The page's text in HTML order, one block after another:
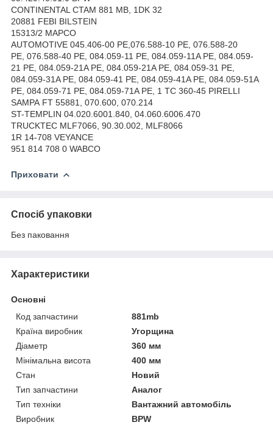
CONTINENTAL CTAM 881 MB, 1DK 32
20881 FEBI BILSTEIN
15313/2 MAPCO
AUTOMOTIVE 045.406-00 PE,076.588-10 PE, 076.588-20
PE, 076.588-40 PE, 084.059-11 PE, 084.059-11A PE, 084.059-
21 PE, 084.059-21A PE, 084.059-21A PE, 084.059-31 PE,
084.059-31A PE, 084.059-41 PE, 084.059-41A PE, 084.059-51A
PE, 084.059-71 PE, 084.059-71A PE, 1 TC 360-45 PIRELLI
SAMPA FT 55881, 070.600, 070.214
ST-TEMPLIN 04.020.6001.840, 04.060.6006.470
TRUCKTEC MLF7066, 90.30.002, MLF8066
1R 14-708 VEYANCE
951 814 708 0 WABCO
Приховати
Спосіб упаковки
Без паковання
Характеристики
Основні
Код запчастини
881mb
Країна виробник
Угорщина
Діаметр
360 мм
Мінімальна висота
400 мм
Стан
Новий
Тип запчастини
Аналог
Тип техніки
Вантажний автомобіль
Виробник
BPW